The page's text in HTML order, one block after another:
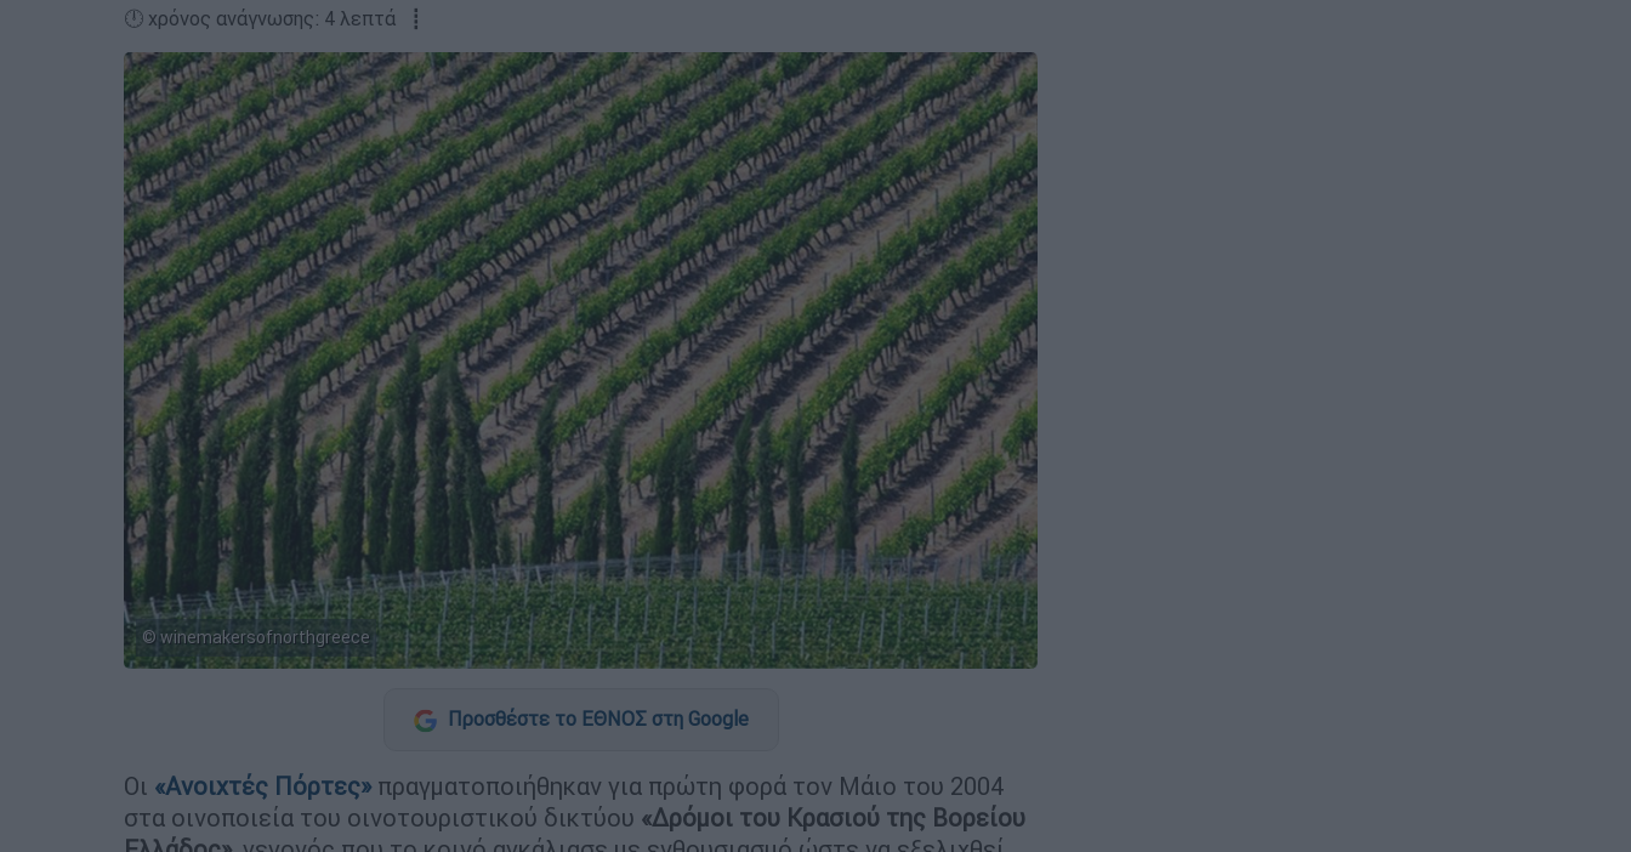
🕛 χρόνος ανάγνωσης: 4 λεπτά ┋
© winemakersofnorthgreece
Προσθέστε το ΕΘΝΟΣ στη Google
Οι «Ανοιχτές Πόρτες»πραγματοποιήθηκαν για πρώτη φορά τον Μάιο του 2004
στα οινοποιεία του οινοτουριστικού δικτύου «Δρόμοι του Κρασιού της Βορείου